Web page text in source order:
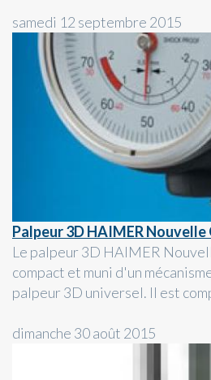
samedi 12 septembre 2015
Palpeur 3D HAIMER
Le palpeur 3D HAIMER
compact et muni d'un
palpeur 3D universel. Il est
dimanche 30 août 2015